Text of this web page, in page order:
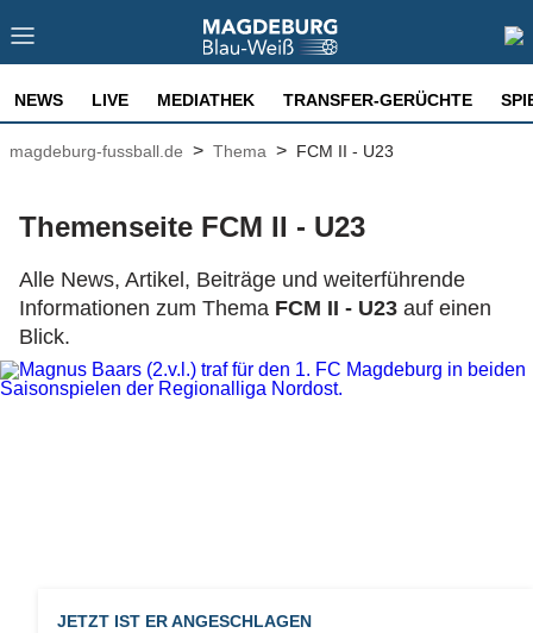
NEWS LIVE MEDIATHEK TRANSFER-GERÜCHTE
magdeburg-fussball.de > Thema > FCM II - U23
Themenseite FCM II - U23
Alle News, Artikel, Beiträge und weiterführende
Informationen zum Thema FCM II - U23 auf einen
Blick.
JETZT IST ER ANGESCHLAGEN